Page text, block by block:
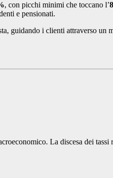
, con picchi minimi che toccano l’
e pensionati.
guidando i clienti attraverso
La discesa dei